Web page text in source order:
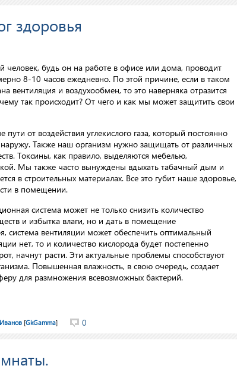
здоровья
человек, будь он на работе в офисе или дома, проводит
8-10 часов ежедневно. По этой причине, если в таком
и воздухообмен, то это наверняка отразится
так происходит? От чего и как мы может защитить свои
от воздействия углекислого газа, который постоянно
Также наш организм нужно защищать от различных
Токсины, как правило, выделяются мебелью,
Мы также часто вынуждены вдыхать табачный дым и
в строительных материалах. Все это губит наше здоровье,
в помещении.
система может не только снизить количество
и избытка влаги, но и дать в помещение
система вентиляции может обеспечить оптимальный
нет, то и количество кислорода будет постепенно
начнут расти. Эти актуальные проблемы способствуют
Повышенная влажность, в свою очередь, создает
для размножения всевозможных бактерий.
[GkGamma] 0